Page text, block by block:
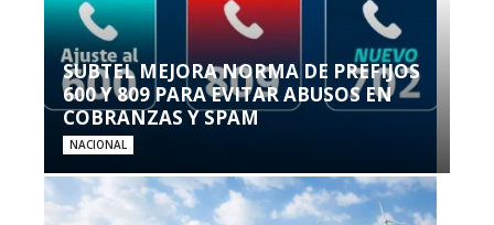
SUBTEL MEJORA NORMA DE PREFIJOS
600 Y 809 PARA EVITAR ABUSOS EN
COBRANZAS Y SPAM
NACIONAL